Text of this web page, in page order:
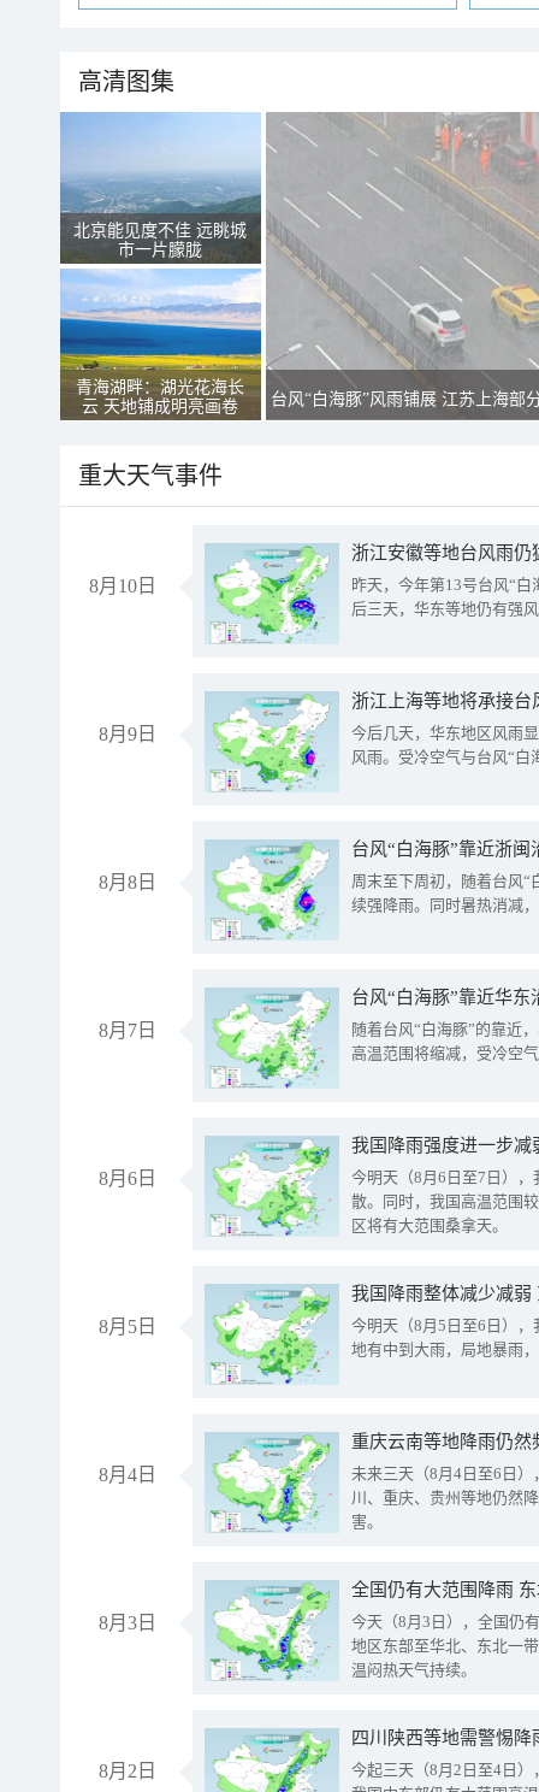
高清图集
北京能见度不佳 远眺城
市一片朦胧
青海湖畔：湖光花海长
云 天地铺成明亮画卷
台风“白海豚”风雨铺展 江苏上海部
重大天气事件
8月10日
浙江安徽等地台风雨
昨天，今年第13号台风“
后三天，华东等地仍有强
8月9日
浙江上海等地将承接台
今后几天，华东地区风雨
风雨。受冷空气与台风“白
8月8日
台风“白海豚”靠近浙
周末至下周初，随着台风“
续强降雨。同时暑热消减
8月7日
台风“白海豚”靠近华
随着台风“白海豚”的靠近
高温范围将缩减，受冷空
8月6日
今明天（8月6日至7日）
散。同时，我国高温范围
区将有大范围桑拿天。
8月5日
我国降雨整体减少减弱
今明天（8月5日至6日）
地有中到大雨，局地暴雨
8月4日
重庆云南等地降雨仍然
未来三天（8月4日至6日
川、重庆、贵州等地仍然
害。
8月3日
全国仍有大范围降雨
今天（8月3日），全国仍
地区东部至华北、东北一
温闷热天气持续。
8月2日
今起三天（8月2日至4日